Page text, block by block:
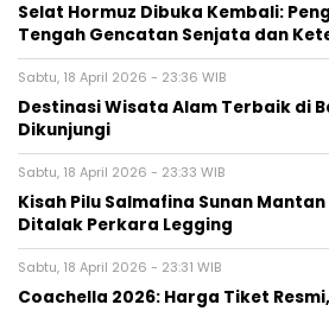
Selat Hormuz Dibuka Kembali:
Tengah Gencatan Senjata dan
Sabtu, 18 April 2026 - 23:36 WIB
Destinasi Wisata Alam Terbaik di
Dikunjungi
Sabtu, 18 April 2026 - 23:33 WIB
Kisah Pilu Salmafina Sunan
Ditalak Perkara Legging
Sabtu, 18 April 2026 - 23:31 WIB
Coachella 2026: Harga Tiket